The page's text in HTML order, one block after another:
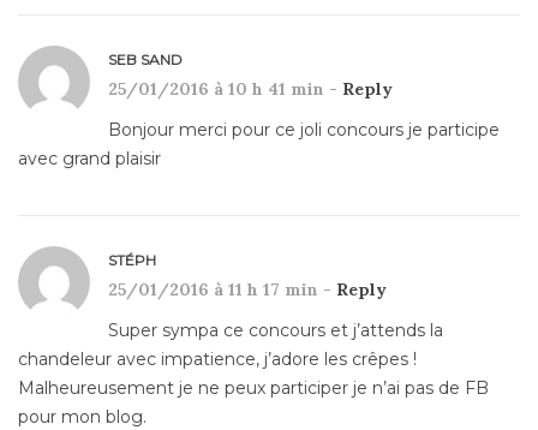
SEB SAND
25/01/2016 à 10 h 41 min - Reply
Bonjour merci pour ce joli concours je participe
avec grand plaisir
STÉPH
25/01/2016 à 11 h 17 min - Reply
Super sympa ce concours et j’attends la
chandeleur avec impatience, j’adore les crêpes !
Malheureusement je ne peux participer je n’ai pas de FB
pour mon blog.